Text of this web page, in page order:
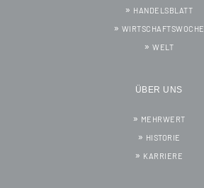
HANDELSBLATT
WIRTSCHAFTSWOCHE
WELT
ÜBER UNS
MEHRWERT
HISTORIE
KARRIERE